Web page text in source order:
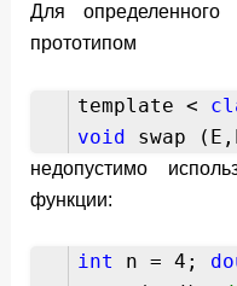
Для
прототипом
template <
void swap
недопустимо
функции:
int n = 4;